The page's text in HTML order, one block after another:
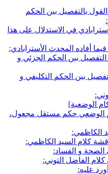
بالتفصيل بين الحكم
في الاستدلال على هذا
أفاده المحدث الأسترابادي:
بين الحكم الجزئي و
بين الحكم التكليفي و
الوضعية]
حكم مستقل مجعول،
الكاظمي:
كلام السيد الكاظمي:
و الفساد:
الفاضل التوني:
عليه: